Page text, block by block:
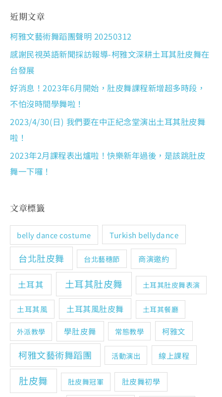
近期文章
柯雅文藝術舞蹈團聲明 20250312
感謝民視英語新聞採訪報導-柯雅文深耕土耳其肚皮舞在
台發展
好消息！2023年6月開始，肚皮舞課程新增超多時段，
不怕沒時間學舞啦！
2023/4/30(日) 我們要在中正紀念堂演出土耳其肚皮舞
啦！
2023年2月課程表出爐啦！快樂新年過後，是該跳肚皮
舞一下囉！
文章標籤
belly dance costume Turkish bellydance
台北肚皮舞 台北藝穗節 商演邀約
土耳其 土耳其肚皮舞 土耳其肚皮舞表演
土耳其風 土耳其風肚皮舞 土耳其餐廳
外派教學 學肚皮舞 常態教學 柯雅文
柯雅文藝術舞蹈團 活動演出 線上課程
肚皮舞 肚皮舞冠軍 肚皮舞初學